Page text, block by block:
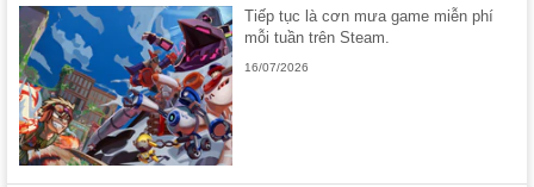
Tiếp tục là cơn mưa game miễn phí
mỗi tuần trên Steam.
16/07/2026